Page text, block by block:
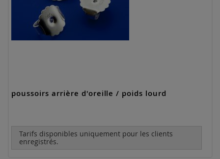
poussoirs arrière d'oreille / poids lourd
Tarifs disponibles uniquement pour les clients
enregistrés.